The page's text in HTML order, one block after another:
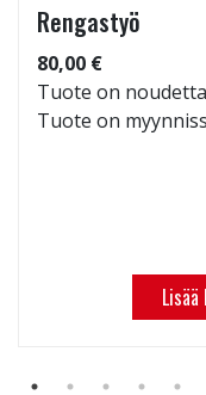
Rengastyö
80,00 €
Tuote on
Tuote on